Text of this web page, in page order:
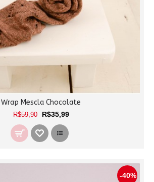
Wrap Mescla Chocolate
R$59,90 R$35,99
-40%